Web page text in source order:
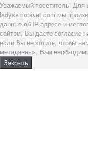
Уважаемый посетитель! Для
ladysamotsvet.com мы
данные об IP-адресе и
сайтом, Вы даете согласие
если Вы не хотите, чтобы
метаданных, Вам
Закрыть